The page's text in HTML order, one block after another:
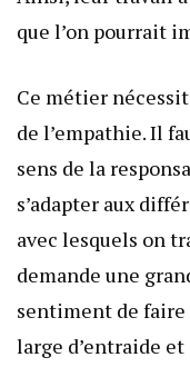
que l’on pourrait
Ce métier
de l’empathie. Il
sens de la
s’adapter aux
avec lesquels on
demande une
sentiment de faire
large d’entraide